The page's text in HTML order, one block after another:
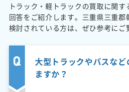
トラック・軽トラックの買取に関
回答をご紹介します。三重県三重郡
検討されている方は、ぜひ参考にご
大型トラックやバスな
ますか？